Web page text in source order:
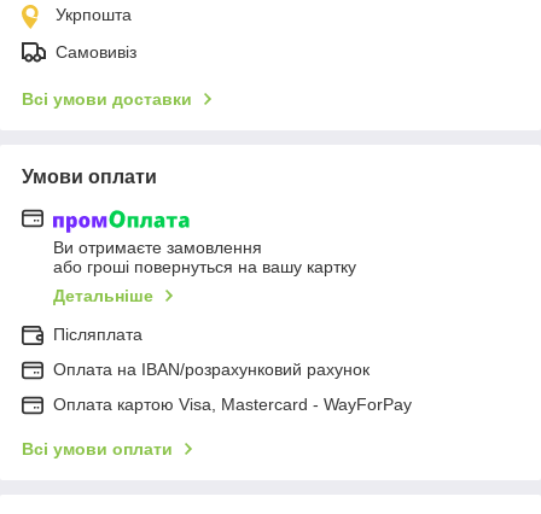
Укрпошта
Самовивіз
Всі умови доставки
Умови оплати
Ви отримаєте замовлення
або гроші повернуться на вашу картку
Детальніше
Післяплата
Оплата на IBAN/розрахунковий рахунок
Оплата картою Visa, Mastercard - WayForPay
Всі умови оплати